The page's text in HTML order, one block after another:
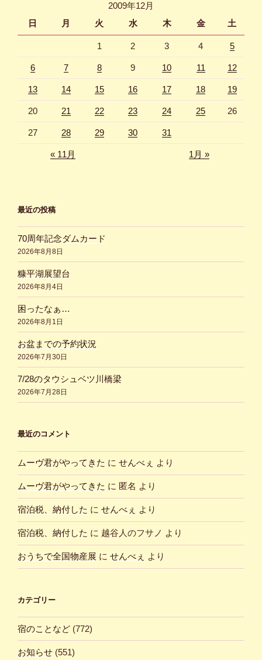
2009年12月
日
月 火 水 木 金 土
1 2 3 4 5
6 7 8 9 10 11 12
13 14 15 16 17 18 19
20 21 22 23 24 25 26
27 28 29 30 31
« 11月 1月 »
最近の投稿
70周年記念ダムカード
2026年8月8日
糠平湖展望台
2026年8月4日
困ったなぁ…
2026年8月1日
お盆までの予約状況
2026年7月30日
7/28のタウシュベツ川橋梁
2026年7月28日
最近のコメント
ムーヴ君がやってきた に せんべぇ より
ムーヴ君がやってきた に 匿名 より
宿泊税、納付した に せんべぇ より
宿泊税、納付した に 越谷人のフサノ より
おうちで全国物産展 に せんべぇ より
カテゴリー
宿のことなど (772)
お知らせ (551)